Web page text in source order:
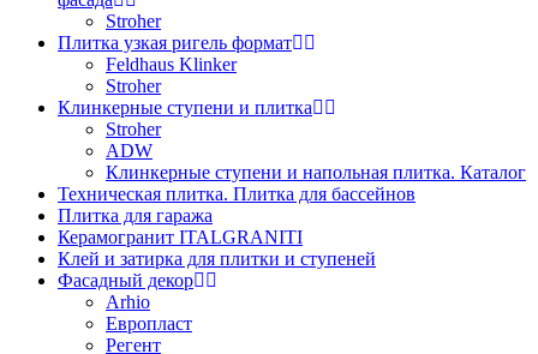
Stroher
Плитка узкая ригель формат
Feldhaus Klinker
Stroher
Клинкерные ступени и плитка
Stroher
ADW
Клинкерные ступени и напольная плитка. Каталог
Техническая плитка. Плитка для бассейнов
Плитка для гаража
Керамогранит ITALGRANITI
Клей и затирка для плитки и ступеней
Фасадный декор
Arhio
Европласт
Регент